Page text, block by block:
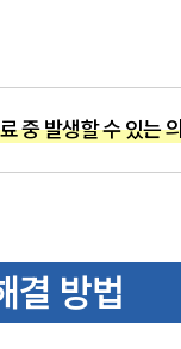
중 발생할 수 있는
결 방법